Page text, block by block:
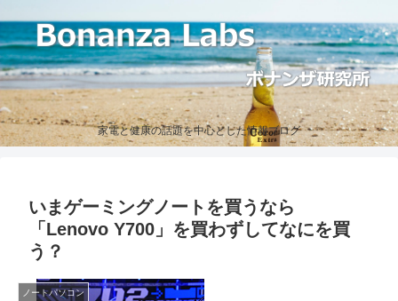
家電と健康の話題を中心とした情報ブログ
いまゲーミングノートを買うなら
「Lenovo Y700」を買わずしてなにを買
う？
ノートパソコン